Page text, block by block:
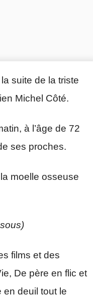
suite de la triste
Michel Côté.
à l’âge de 72
ses proches.
moelle osseuse
films et des
De père en flic et
en deuil tout le